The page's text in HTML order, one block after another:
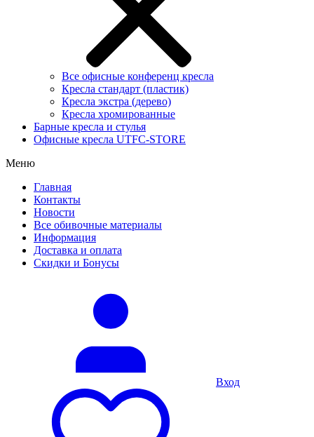
Все офисные конференц кресла
Кресла стандарт (пластик)
Кресла экстра (дерево)
Кресла хромированные
Барные кресла и стулья
Офисные кресла UTFC-STORE
Меню
Главная
Контакты
Новости
Все обивочные материалы
Информация
Доставка и оплата
Скидки и Бонусы
Вход